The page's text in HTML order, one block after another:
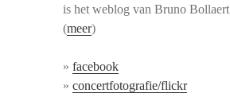
is het weblog van Bruno Bollaert
(meer)
»facebook
»concertfotografie/flickr